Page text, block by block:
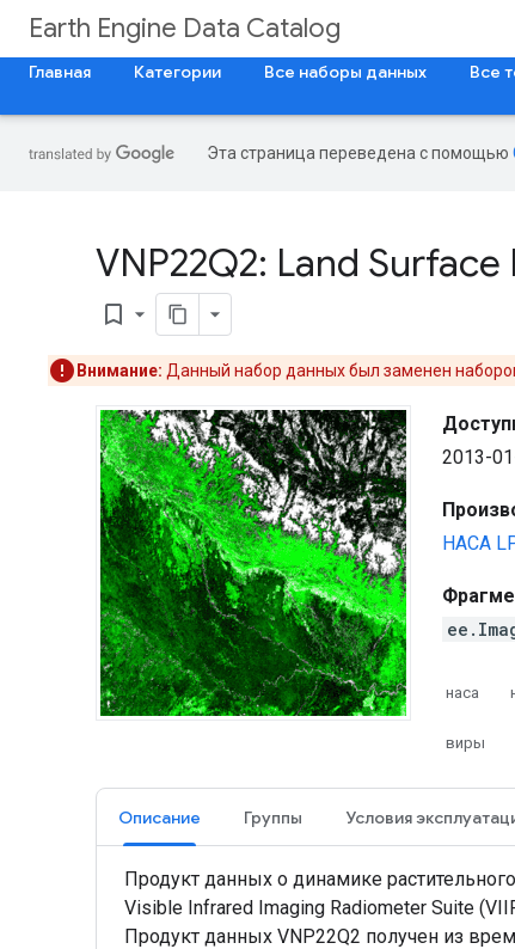
Earth Engine Data Catalog
Главная
Категории Все наборы данных Все
Эта страница переведена с помощью
VNP22Q2: Land
bookmark_border
Внимание: Данный набор данных был заменен
2013-
НАСА
наса
виры
Описание Группы Условия
Продукт данных о динамике
Visible Infrared Imaging Radiometer Suite
Продукт данных VNP22Q2 получен из